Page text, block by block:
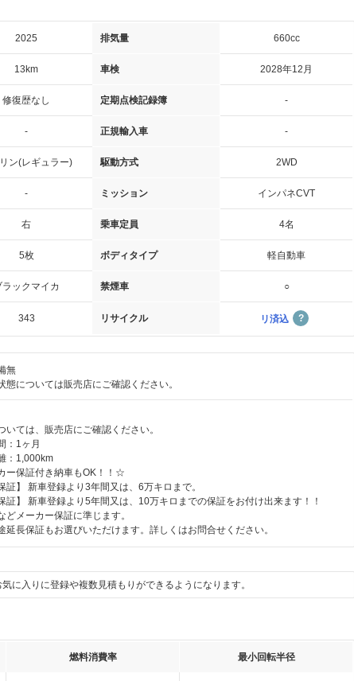
2025 排気量 660cc
13km 車検 2028年12月
修復歴なし 定期点検記録簿 -
- 正規輸入車 -
ン(レギュラー) 駆動方式 2WD
- ミッション インパネCVT
右 乗車定員 4名
5枚 ボディタイプ 軽自動車
ラックマイカ 禁煙車 ○
343 リサイクル リ済込
無
態については販売店にご確認ください。
いては、販売店にご確認ください。
：1ヶ月
：1,000km
ー保証付き納車もOK！！☆
証】 新車登録より3年間又は、6万キロまで。
証】 新車登録より5年間又は、10万キロまでの保証をお付け出来ます！！
どメーカー保証に準じます。
延長保証もお選びいただけます。詳しくはお問合せください。
に入りに登録や複数見積もりができるようになります。
燃料消費率 最小回転半径